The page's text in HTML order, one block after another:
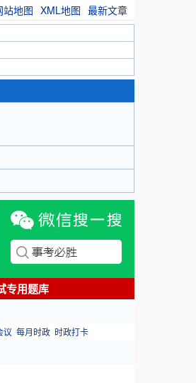
站地图 XML地图 最新文章
专用题库
议 每月时政 时政打卡